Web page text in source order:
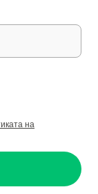
на